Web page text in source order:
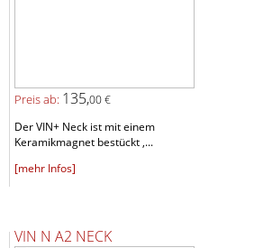
Preis ab: 135,00 €
Der VIN+ Neck ist mit einem
Keramikmagnet bestückt ,...
[mehr Infos]
VIN N A2 NECK